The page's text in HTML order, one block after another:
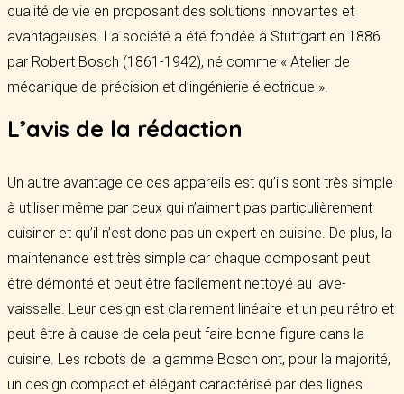
qualité de vie en proposant des solutions innovantes et
avantageuses. La société a été fondée à Stuttgart en 1886
par Robert Bosch (1861-1942), né comme « Atelier de
mécanique de précision et d’ingénierie électrique ».
L’avis de la rédaction
Un autre avantage de ces appareils est qu’ils sont très simple
à utiliser même par ceux qui n’aiment pas particulièrement
cuisiner et qu’il n’est donc pas un expert en cuisine. De plus, la
maintenance est très simple car chaque composant peut
être démonté et peut être facilement nettoyé au lave-
vaisselle. Leur design est clairement linéaire et un peu rétro et
peut-être à cause de cela peut faire bonne figure dans la
cuisine. Les robots de la gamme Bosch ont, pour la majorité,
un design compact et élégant caractérisé par des lignes